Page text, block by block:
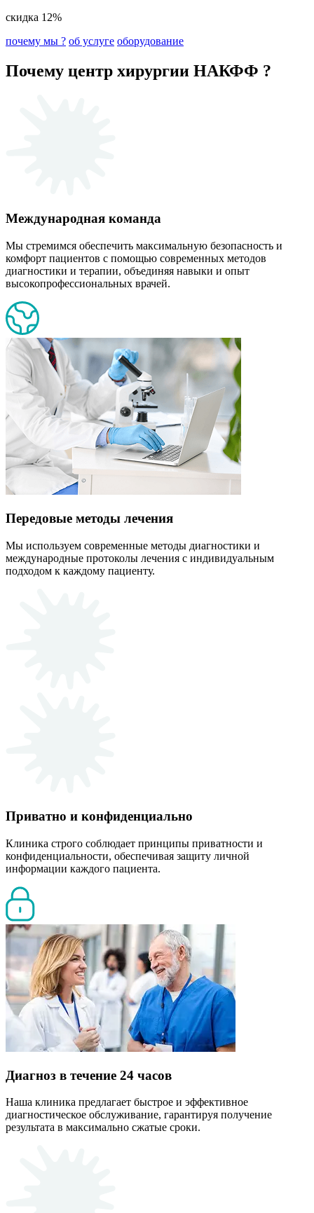
скидка 12%
почему мы ? об услуге оборудование
Почему центр хирургии НАКФФ ?
Международная команда
Мы стремимся обеспечить максимальную безопасность и
комфорт пациентов с помощью современных методов
диагностики и терапии, объединяя навыки и опыт
высокопрофессиональных врачей.
Передовые методы лечения
Мы используем современные методы диагностики и
международные протоколы лечения с индивидуальным
подходом к каждому пациенту.
Приватно и конфиденциально
Клиника строго соблюдает принципы приватности и
конфиденциальности, обеспечивая защиту личной
информации каждого пациента.
Диагноз в течение 24 часов
Наша клиника предлагает быстрое и эффективное
диагностическое обслуживание, гарантируя получение
результата в максимально сжатые сроки.